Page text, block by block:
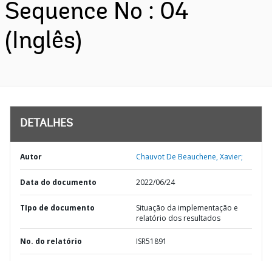
Sequence No : 04
(Inglês)
DETALHES
Autor Chauvot De Beauchene, Xavier;
Data do documento 2022/06/24
TIpo de documento
Situação da implementação e
relatório dos resultados
No. do relatório ISR51891